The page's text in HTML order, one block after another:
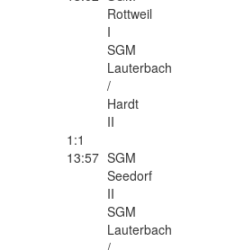
Rottweil
I
SGM
Lauterbach
/
Hardt
II
1:1
13:57 SGM
Seedorf
II
SGM
Lauterbach